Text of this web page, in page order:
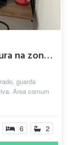
Quartos decorados por assinatura na zona sul. Vila Olimpia.
guarda
Area comum
6 2